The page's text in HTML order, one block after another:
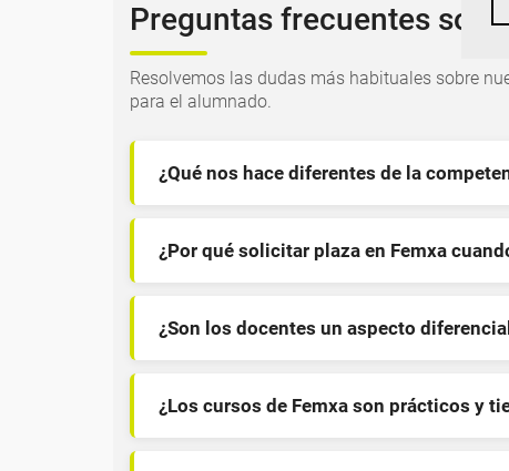
Preguntas frecuentes
Resolvemos las dudas más habituales sobre
para el alumnado.
¿Qué nos hace diferentes de la
¿Por qué solicitar plaza en Femxa
¿Son los docentes un aspecto
¿Los cursos de Femxa son prácticos y